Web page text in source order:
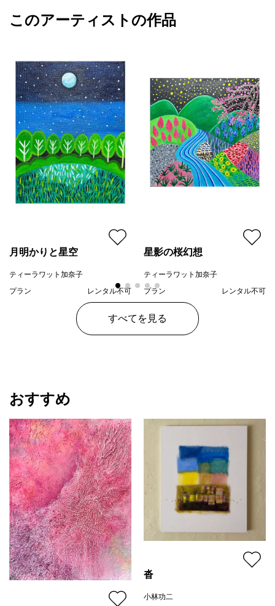
カラー
赤
ジャンル
風景画
配送目安
二週間以内
ティーラワット加奈子
このアーティストの作品
月明かりと星空
ティーラワット加奈子
プラン
レンタル不可
¥ 22,000
星影の桜幻想
ティーラワット加奈子
プラン
レンタル不可
すべてを見る
おすすめ
沓
小林功二